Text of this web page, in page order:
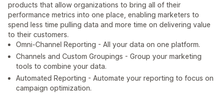
products that allow organizations to bring all of their
performance metrics into one place, enabling marketers to
spend less time pulling data and more time on delivering value
to their customers.
Omni-Channel Reporting - All your data on one platform.
Channels and Custom Groupings - Group your marketing
tools to combine your data.
Automated Reporting - Automate your reporting to focus on
campaign optimization.